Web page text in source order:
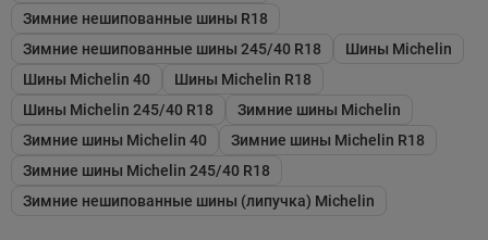
Зимние нешипованные шины R18
Зимние нешипованные шины 245/40 R18
Шины Michelin
Шины Michelin 40
Шины Michelin R18
Шины Michelin 245/40 R18
Зимние шины Michelin
Зимние шины Michelin 40
Зимние шины Michelin R18
Зимние шины Michelin 245/40 R18
Зимние нешипованные шины (липучка) Michelin